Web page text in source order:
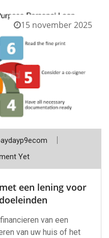
15 november 2025
Yet
een lening voor
van een
van uw huis of het